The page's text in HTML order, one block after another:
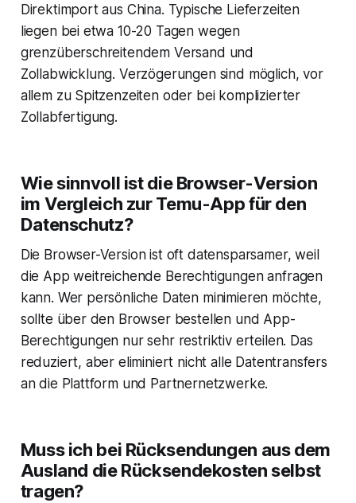
Direktimport aus China. Typische Lieferzeiten
liegen bei etwa 10-20 Tagen wegen
grenzüberschreitendem Versand und
Zollabwicklung. Verzögerungen sind möglich, vor
allem zu Spitzenzeiten oder bei komplizierter
Zollabfertigung.
Wie sinnvoll ist die Browser-Version
im Vergleich zur Temu-App für den
Datenschutz?
Die Browser-Version ist oft datensparsamer, weil
die App weitreichende Berechtigungen anfragen
kann. Wer persönliche Daten minimieren möchte,
sollte über den Browser bestellen und App-
Berechtigungen nur sehr restriktiv erteilen. Das
reduziert, aber eliminiert nicht alle Datentransfers
an die Plattform und Partnernetzwerke.
Muss ich bei Rücksendungen aus dem
Ausland die Rücksendekosten selbst
tragen?